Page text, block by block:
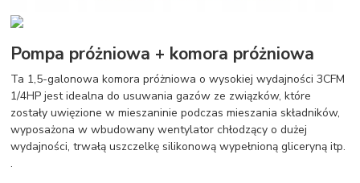
Pompa próżniowa + komora próżniowa
Ta 1,5-galonowa komora próżniowa o wysokiej wydajności 3CFM
1/4HP jest idealna do usuwania gazów ze związków, które
zostały uwięzione w mieszaninie podczas mieszania składników,
wyposażona w wbudowany wentylator chłodzący o dużej
wydajności, trwałą uszczelkę silikonową wypełnioną gliceryną itp.
.